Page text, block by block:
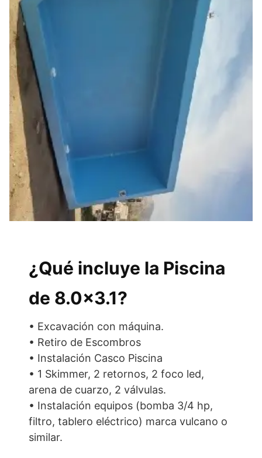
¿Qué incluye la Piscina
de 8.0×3.1?
• Excavación con máquina.
• Retiro de Escombros
• Instalación Casco Piscina
• 1 Skimmer, 2 retornos, 2 foco led,
arena de cuarzo, 2 válvulas.
• Instalación equipos (bomba 3/4 hp,
filtro, tablero eléctrico) marca vulcano o
similar.